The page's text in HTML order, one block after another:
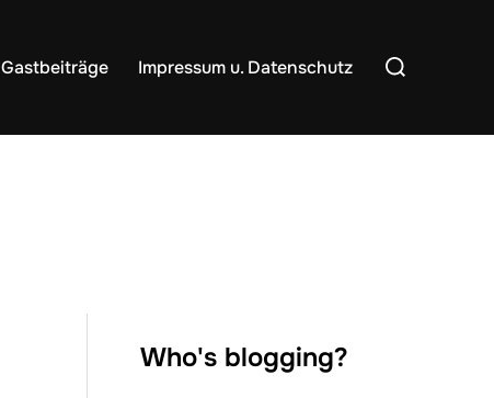
Gastbeiträge Impressum u. Datenschutz
Suchen
nach:
Who's blogging?